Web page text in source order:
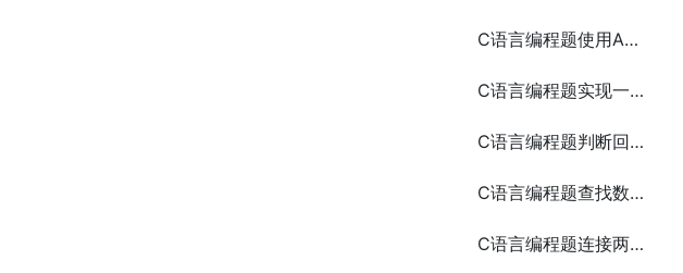
C语言编程题使用ASCII码打印一个笑脸
C语言编程题实现一个简易的银行账户管理系统
C语言编程题判断回文字符串
C语言编程题查找数组中的重复元素
C语言编程题连接两个字符串